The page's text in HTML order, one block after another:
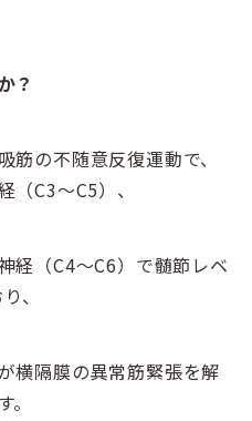
？
筋の不随意反復運動で、
C3～C5）、
経（C4～C6）で髄節レベ
、
横隔膜の異常筋緊張を解